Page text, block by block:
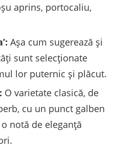
aprins, portocaliu,
Așa cum sugerează și
sunt selecționate
lor puternic și plăcut.
O varietate clasică, de
cu un punct galben
notă de eleganță